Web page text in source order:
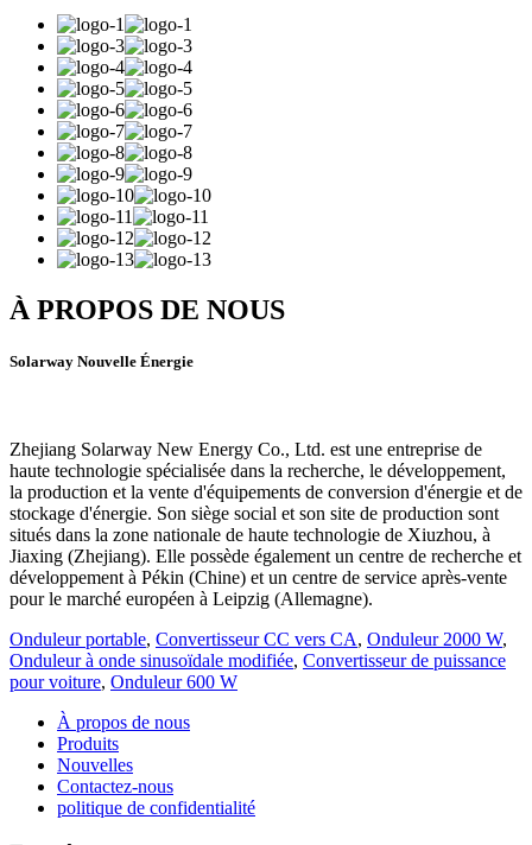
À PROPOS DE NOUS
Solarway Nouvelle Énergie
Zhejiang Solarway New Energy Co., Ltd. est une entreprise de
haute technologie spécialisée dans la recherche, le développement,
la production et la vente d'équipements de conversion d'énergie et de
stockage d'énergie. Son siège social et son site de production sont
situés dans la zone nationale de haute technologie de Xiuzhou, à
Jiaxing (Zhejiang). Elle possède également un centre de recherche et
développement à Pékin (Chine) et un centre de service après-vente
pour le marché européen à Leipzig (Allemagne).
Onduleur portable, Convertisseur CC vers CA, Onduleur 2000 W,
Onduleur à onde sinusoïdale modifiée, Convertisseur de puissance
pour voiture, Onduleur 600 W
À propos de nous
Produits
Nouvelles
Contactez-nous
politique de confidentialité